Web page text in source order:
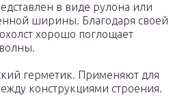
в виде рулона или
ширины. Благодаря своей
хорошо поглощает
герметик. Применяют для
конструкциями строения.